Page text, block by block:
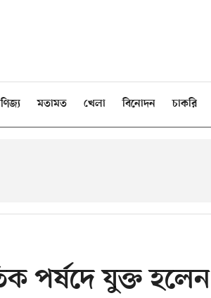
মতামত খেলা বিনোদন চাকরি
পর্ষদে যুক্ত